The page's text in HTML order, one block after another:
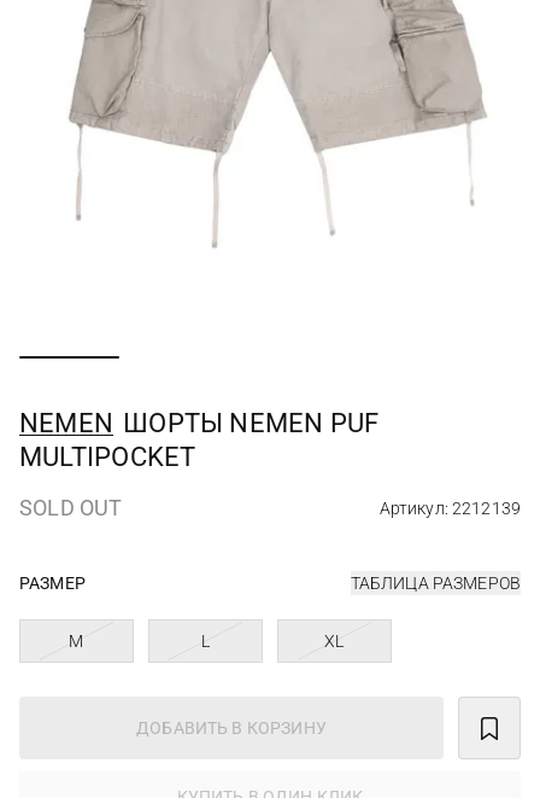
NEMEN ШОРТЫ NEMEN PUF
MULTIPOCKET
SOLD OUT Артикул: 2212139
РАЗМЕР ТАБЛИЦА РАЗМЕРОВ
M L XL
ДОБАВИТЬ В КОРЗИНУ